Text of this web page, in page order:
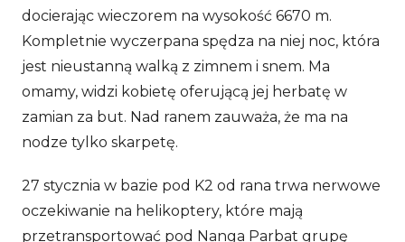
docierając wieczorem na wysokość 6670 m.
Kompletnie wyczerpana spędza na niej noc, która
jest nieustanną walką z zimnem i snem. Ma
omamy, widzi kobietę oferującą jej herbatę w
zamian za but. Nad ranem zauważa, że ma na
nodze tylko skarpetę.
27 stycznia w bazie pod K2 od rana trwa nerwowe
oczekiwanie na helikoptery, które mają
przetransportować pod Nanga Parbat grupę